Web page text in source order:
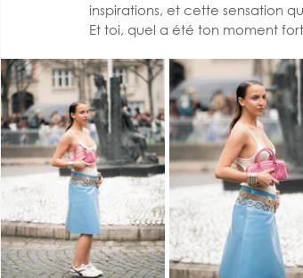
inspirations, et cette sensation
Et toi, quel a été ton moment